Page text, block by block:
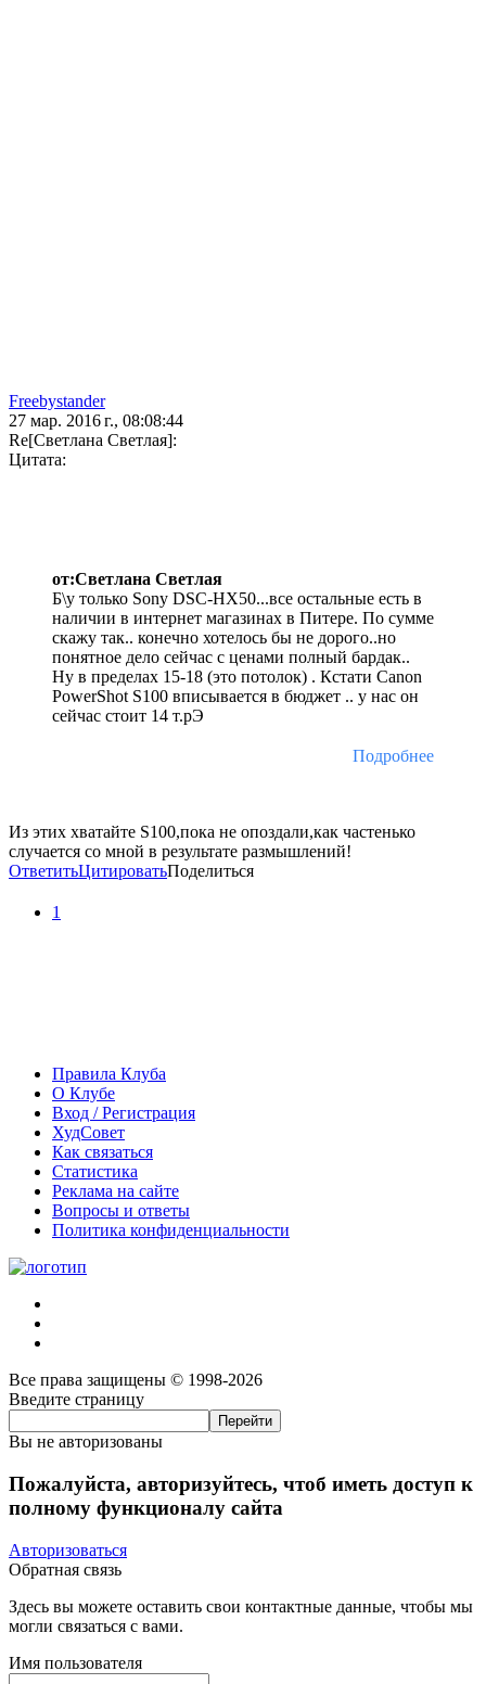
Freebystander
27 мар. 2016 г., 08:08:44
Re[Светлана Светлая]:
Цитата:
от:Светлана Светлая
Б\у только Sony DSC-HX50...все остальные есть в
наличии в интернет магазинах в Питере. По сумме
скажу так.. конечно хотелось бы не дорого..но
понятное дело сейчас с ценами полный бардак..
Ну в пределах 15-18 (это потолок) . Кстати Canon
PowerShot S100 вписывается в бюджет .. у нас он
сейчас стоит 14 т.рЭ
Подробнее
Из этих хватайте S100,пока не опоздали,как частенько
случается со мной в результате размышлений!
ОтветитьЦитироватьПоделиться
1
Правила Клуба
О Клубе
Вход / Регистрация
ХудСовет
Как связаться
Статистика
Реклама на сайте
Вопросы и ответы
Политика конфиденциальности
Все права защищены © 1998-2026
Введите страницу
Вы не авторизованы
Пожалуйста, авторизуйтесь, чтоб иметь доступ к
полному функционалу сайта
Авторизоваться
Обратная связь
Здесь вы можете оставить свои контактные данные, чтобы мы
могли связаться с вами.
Имя пользователя